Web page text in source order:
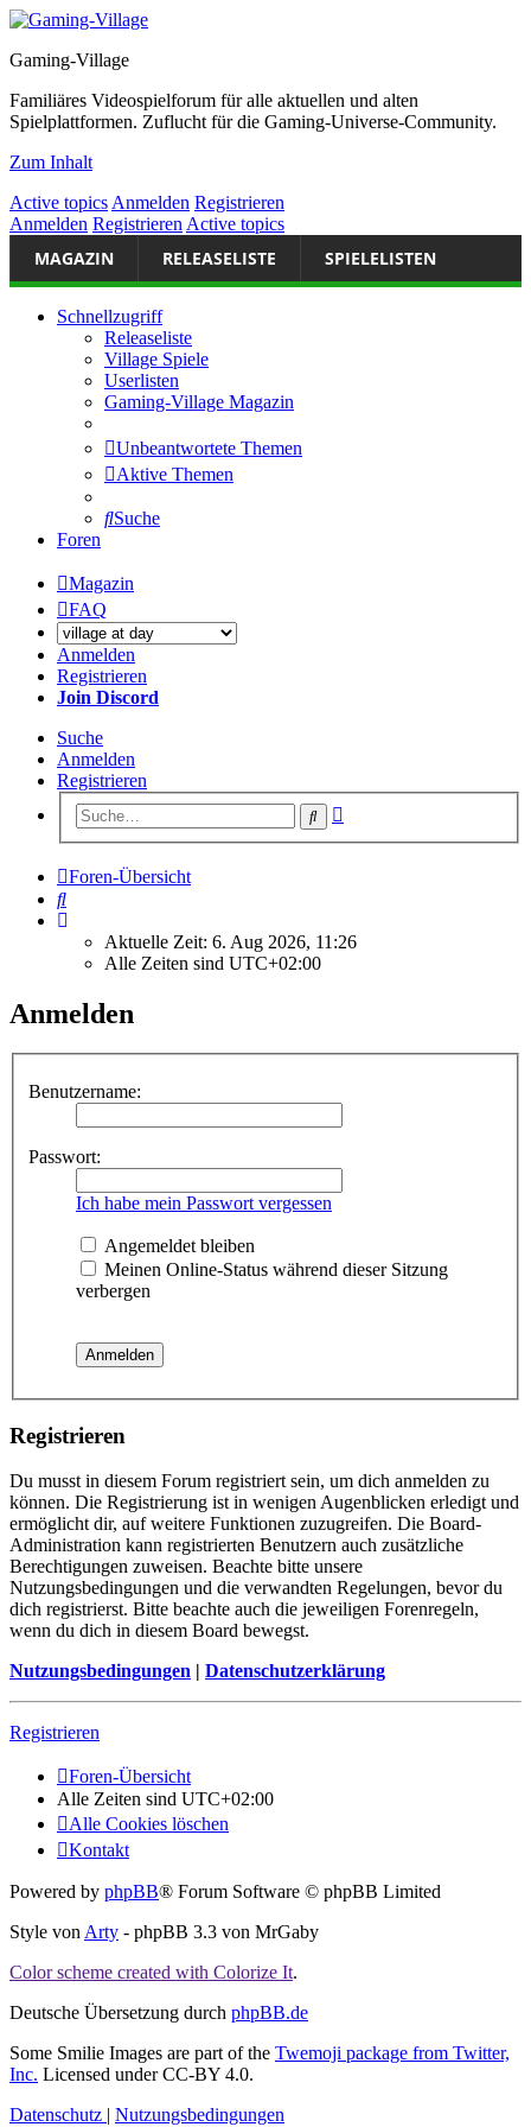
Gaming-Village
Familiäres Videospielforum für alle aktuellen und alten
Spielplattformen. Zuflucht für die Gaming-Universe-Community.
Zum Inhalt
Active topics Anmelden Registrieren
Anmelden Registrieren Active topics
MAGAZIN RELEASELISTE SPIELELISTEN
Schnellzugriff
Releaseliste
Village Spiele
Userlisten
Gaming-Village Magazin
Unbeantwortete Themen
Aktive Themen
Suche
Foren
Magazin
FAQ
Anmelden
Registrieren
Join Discord
Suche
Anmelden
Registrieren
Suche
Foren-Übersicht
Suche
Aktuelle Zeit: 6. Aug 2026, 11:26
Alle Zeiten sind UTC+02:00
Anmelden
Benutzername:
Passwort:
Ich habe mein Passwort vergessen
Angemeldet bleiben
Meinen Online-Status während dieser Sitzung
verbergen
Registrieren
Du musst in diesem Forum registriert sein, um dich anmelden zu
können. Die Registrierung ist in wenigen Augenblicken erledigt und
ermöglicht dir, auf weitere Funktionen zuzugreifen. Die Board-
Administration kann registrierten Benutzern auch zusätzliche
Berechtigungen zuweisen. Beachte bitte unsere
Nutzungsbedingungen und die verwandten Regelungen, bevor du
dich registrierst. Bitte beachte auch die jeweiligen Forenregeln,
wenn du dich in diesem Board bewegst.
Nutzungsbedingungen | Datenschutzerklärung
Registrieren
Foren-Übersicht
Alle Zeiten sind UTC+02:00
Alle Cookies löschen
Kontakt
Powered by phpBB® Forum Software © phpBB Limited
Style vonArty - phpBB 3.3 von MrGaby
Color scheme created with Colorize It.
Deutsche Übersetzung durch phpBB.de
Some Smilie Images are part of the Twemoji package from Twitter,
Inc. Licensed under CC-BY 4.0.
Datenschutz | Nutzungsbedingungen